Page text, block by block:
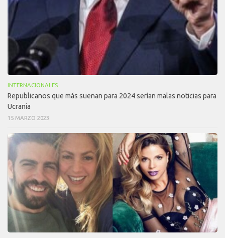
INTERNACIONALES
Republicanos que más suenan para 2024 serían malas noticias para
Ucrania
15 MARZO 2023